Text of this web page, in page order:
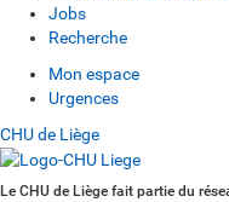
Jobs
Recherche
Mon espace
Urgences
CHU de Liège
Le CHU de Liège fait partie du